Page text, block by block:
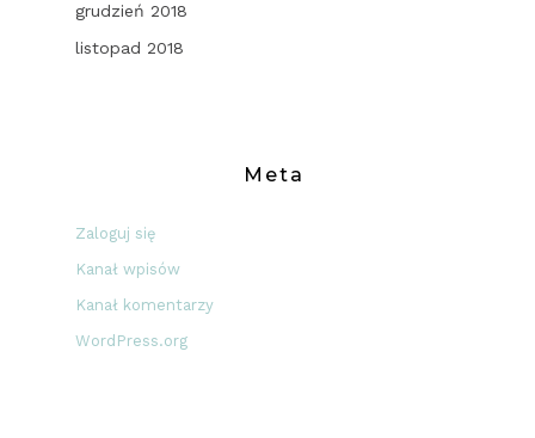
grudzień 2018
listopad 2018
Meta
Zaloguj się
Kanał wpisów
Kanał komentarzy
WordPress.org